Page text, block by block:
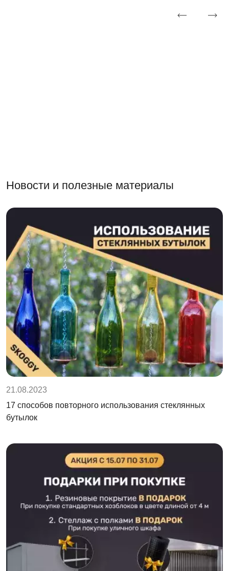
Новости и полезные материалы
21.08.2023
17 способов повторного использования стеклянных
бутылок